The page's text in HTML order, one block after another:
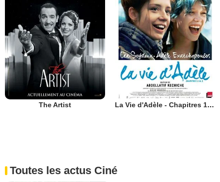
The Artist La Vie d'Adèle - Chapitres 1 et 2
Toutes les actus Ciné